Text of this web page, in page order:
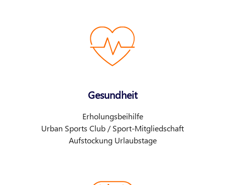
Gesundheit
Erholungsbeihilfe
Urban Sports Club / Sport-Mitgliedschaft
Aufstockung Urlaubstage